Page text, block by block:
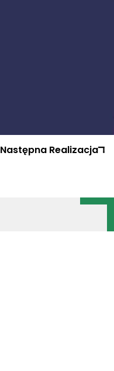
Następna Realizacja